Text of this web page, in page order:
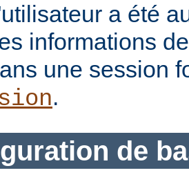
a été
informations
une session
.
de